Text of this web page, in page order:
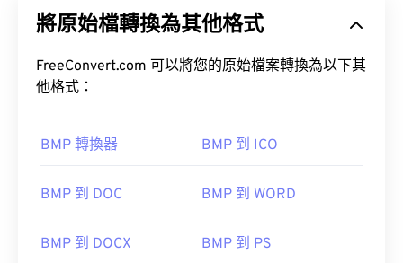
將原始檔轉換為其他格式
FreeConvert.com 可以將您的原始檔案轉換為以下其
他格式：
BMP 轉換器 BMP 到 ICO
BMP 到 DOC BMP 到 WORD
BMP 到 DOCX BMP 到 PS